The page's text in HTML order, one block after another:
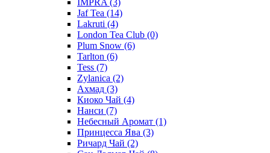
Jaf Tea (14)
Lakruti (4)
London Tea Club (0)
Plum Snow (6)
Tarlton (6)
Tess (7)
Zylanica (2)
Ахмад (3)
Киоко Чай (4)
Нанси (7)
Небесный Аромат (1)
Принцесса Ява (3)
Ричард Чай (2)